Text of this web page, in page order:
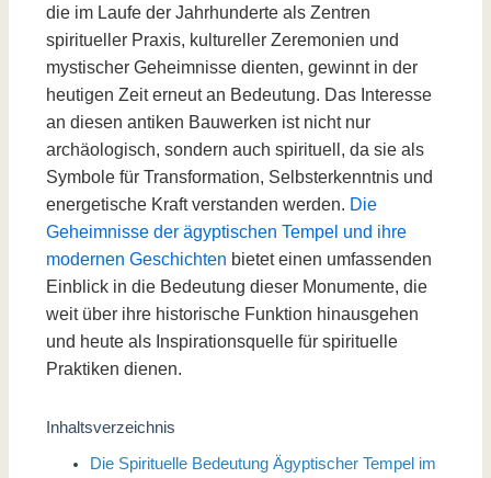
die im Laufe der Jahrhunderte als Zentren
spiritueller Praxis, kultureller Zeremonien und
mystischer Geheimnisse dienten, gewinnt in der
heutigen Zeit erneut an Bedeutung. Das Interesse
an diesen antiken Bauwerken ist nicht nur
archäologisch, sondern auch spirituell, da sie als
Symbole für Transformation, Selbsterkenntnis und
energetische Kraft verstanden werden. Die
Geheimnisse der ägyptischen Tempel und ihre
modernen Geschichten bietet einen umfassenden
Einblick in die Bedeutung dieser Monumente, die
weit über ihre historische Funktion hinausgehen
und heute als Inspirationsquelle für spirituelle
Praktiken dienen.
Inhaltsverzeichnis
Die Spirituelle Bedeutung Ägyptischer Tempel im